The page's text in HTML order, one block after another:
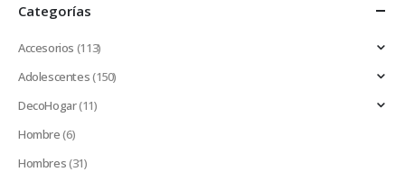
Categorías
Accesorios (113)
Adolescentes(150)
DecoHogar(11)
Hombre(6)
Hombres(31)